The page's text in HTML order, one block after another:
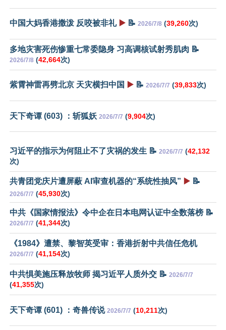
中国大妈香港撒泼 反咬被非礼 ▶️ 📝 2026/7/8 (39,260次)
多地灾害死伤惨重七常委隐身 习高调核试射秀肌肉 📝
2026/7/8 (42,664次)
紫霄神雷再劈北京 天灾横扫中国 ▶️ 📝 2026/7/7 (39,833次)
天下奇谭 (603) ：斩狐妖 2026/7/7 (9,904次)
习近平的指示为何阻止不了灾祸的发生 📝 2026/7/7 (42,132
次)
共青团党庆片遭屏蔽 AI审查机器的“系统性抽风” ▶️ 📝
2026/7/7 (45,930次)
中共《国家情报法》令中企在日本电网认证中全数落榜 📝
2026/7/7 (41,344次)
《1984》遭禁、黎智英受审：香港折射中共信任危机
2026/7/7 (41,154次)
中共惧美施压释放牧师 揭习近平人质外交 📝 2026/7/7
(41,355次)
天下奇谭 (601) ：奇兽传说 2026/7/7 (10,211次)